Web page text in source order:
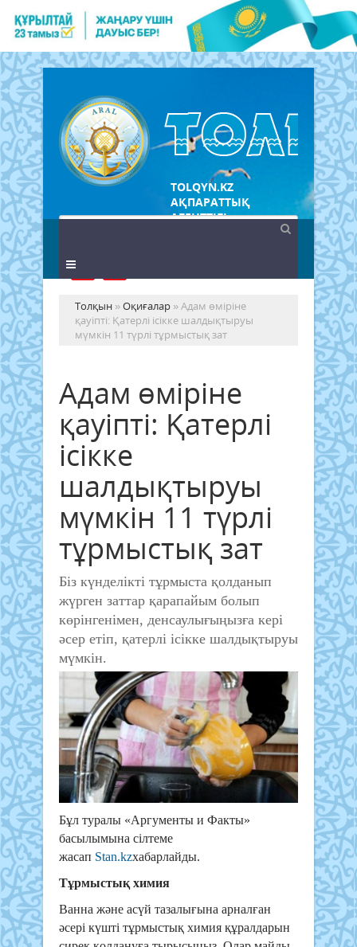
TOLQYN.KZ
АҚПАРАТТЫҚ
АГЕНТТІГІ
Толқын »Оқиғалар » Адам өміріне
қауіпті: Қатерлі ісікке шалдықтыруы
мүмкін 11 түрлі тұрмыстық зат
Адам өміріне
қауіпті: Қатерлі
ісікке
шалдықтыруы
мүмкін 11 түрлі
тұрмыстық зат
Біз күнделікті тұрмыста қолданып
жүрген заттар қарапайым болып
көрінгенімен, денсаулығыңызға кері
әсер етіп, қатерлі ісікке шалдықтыруы
мүмкін.
Бұл туралы «Аргументы и Факты»
басылымына сілтеме
жасап Stan.kzхабарлайды.
Тұрмыстық химия
Ванна және асүй тазалығына арналған
әсері күшті тұрмыстық химия құралдарын